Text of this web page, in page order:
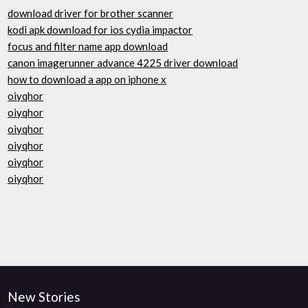
download driver for brother scanner
kodi apk download for ios cydia impactor
focus and filter name app download
canon imagerunner advance 4225 driver download
how to download a app on iphone x
oiyqhor
oiyqhor
oiyqhor
oiyqhor
oiyqhor
oiyqhor
New Stories